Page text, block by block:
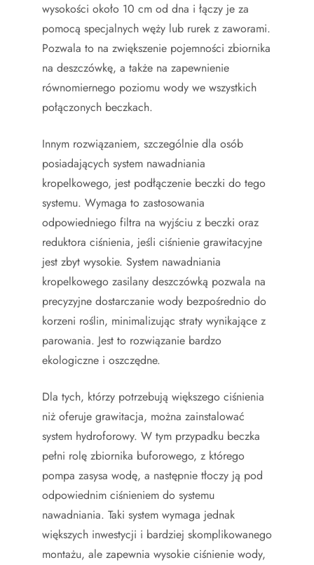
wysokości około 10 cm od dna i łączy je za
pomocą specjalnych węży lub rurek z zaworami.
Pozwala to na zwiększenie pojemności zbiornika
na deszczówkę, a także na zapewnienie
równomiernego poziomu wody we wszystkich
połączonych beczkach.
Innym rozwiązaniem, szczególnie dla osób
posiadających system nawadniania
kropelkowego, jest podłączenie beczki do tego
systemu. Wymaga to zastosowania
odpowiedniego filtra na wyjściu z beczki oraz
reduktora ciśnienia, jeśli ciśnienie grawitacyjne
jest zbyt wysokie. System nawadniania
kropelkowego zasilany deszczówką pozwala na
precyzyjne dostarczanie wody bezpośrednio do
korzeni roślin, minimalizując straty wynikające z
parowania. Jest to rozwiązanie bardzo
ekologiczne i oszczędne.
Dla tych, którzy potrzebują większego ciśnienia
niż oferuje grawitacja, można zainstalować
system hydroforowy. W tym przypadku beczka
pełni rolę zbiornika buforowego, z którego
pompa zasysa wodę, a następnie tłoczy ją pod
odpowiednim ciśnieniem do systemu
nawadniania. Taki system wymaga jednak
większych inwestycji i bardziej skomplikowanego
montażu, ale zapewnia wysokie ciśnienie wody,